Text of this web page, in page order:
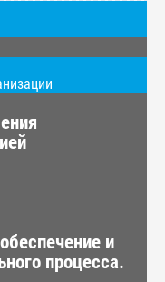
и
процесса.